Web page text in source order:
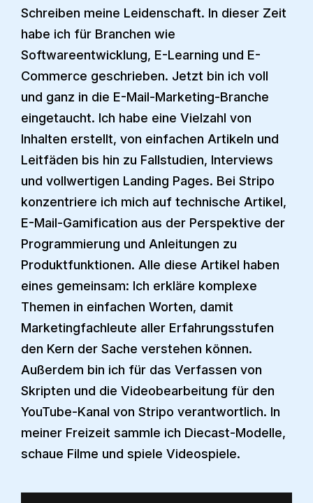
Schreiben meine Leidenschaft. In dieser Zeit
habe ich für Branchen wie
Softwareentwicklung, E-Learning und E-
Commerce geschrieben. Jetzt bin ich voll
und ganz in die E-Mail-Marketing-Branche
eingetaucht. Ich habe eine Vielzahl von
Inhalten erstellt, von einfachen Artikeln und
Leitfäden bis hin zu Fallstudien, Interviews
und vollwertigen Landing Pages. Bei Stripo
konzentriere ich mich auf technische Artikel,
E-Mail-Gamification aus der Perspektive der
Programmierung und Anleitungen zu
Produktfunktionen. Alle diese Artikel haben
eines gemeinsam: Ich erkläre komplexe
Themen in einfachen Worten, damit
Marketingfachleute aller Erfahrungsstufen
den Kern der Sache verstehen können.
Außerdem bin ich für das Verfassen von
Skripten und die Videobearbeitung für den
YouTube-Kanal von Stripo verantwortlich. In
meiner Freizeit sammle ich Diecast-Modelle,
schaue Filme und spiele Videospiele.